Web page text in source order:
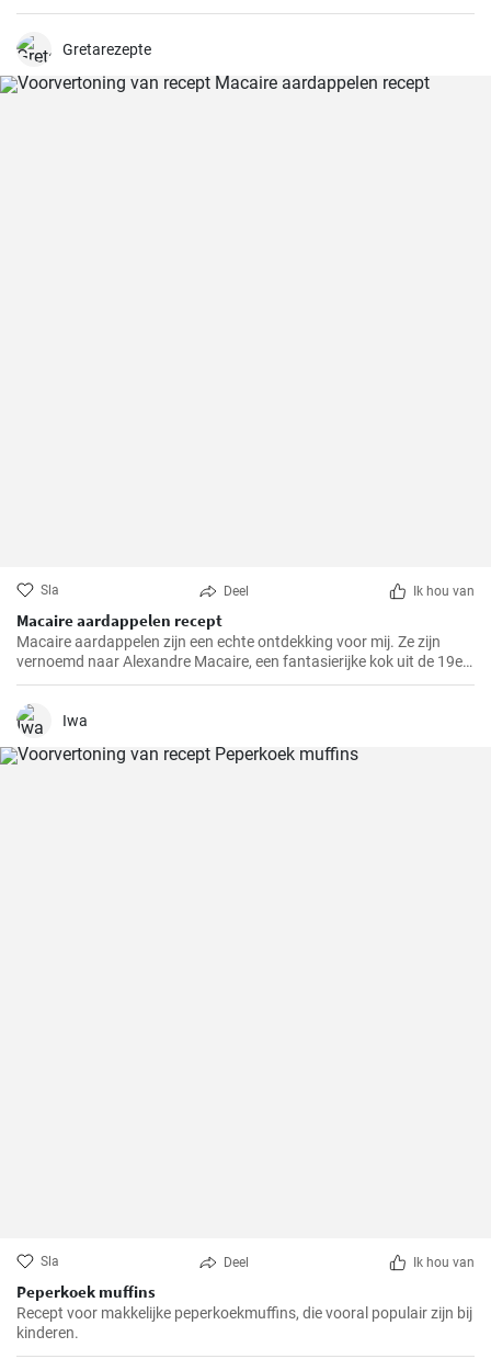
een marinade van alle ingrediënten en goot deze over het vlees,
het marineren tot de volgende dag.
Gretarezepte
Sla Deel Ik hou van
Macaire aardappelen recept
Macaire aardappelen zijn een echte ontdekking voor mij. Ze zijn
vernoemd naar Alexandre Macaire, een fantasierijke kok uit de 19e
eeuw. Dit heerlijke aardappelgerecht is eigenlijk heel eenvoudig en er
zijn maar een paar ingrediënten voor nodig. Het is mijn favoriete
gerecht om in het weekend met mijn gezin te koken, wanneer we
genieten. Met een beetje oefening heb je in een mum van tijd een
Iwa
Sla Deel Ik hou van
Peperkoek muffins
Recept voor makkelijke peperkoekmuffins, die vooral populair zijn bij
kinderen.